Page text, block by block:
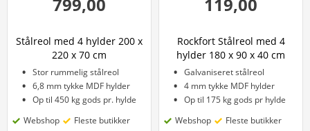
Stålreol med 4 hylder 200 x
220 x 70 cm
Stor rummelig stålreol
6,8 mm tykke MDF hylder
Op til 450 kg gods pr. hylde
Webshop
Fleste butikker
Rockfort Stålreol med 4
hylder 180 x 90 x 40 cm
Galvaniseret stålreol
4 mm tykke MDF hylder
Op til 175 kg gods pr hylde
Webshop
Fleste butikker